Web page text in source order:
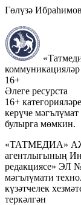
Гөлүзә
16+
Әлеге ресурста
16+
керүче мәгълүмат
булырга мөмкин.
«ТАТМЕДИА» АҖ
агентлыгының
редакциясе» ЭЛ
мәгълүмати
күзәтчелек
теркәлгән